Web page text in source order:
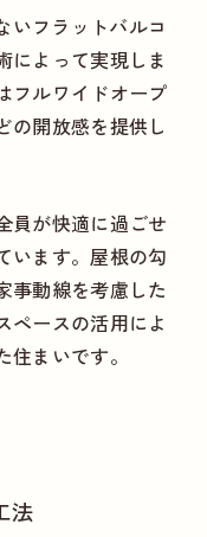
いフラットバルコ
によって実現しま
フルワイドオープ
の開放感を提供し
員が快適に過ごせ
います。屋根の勾
事動線を考慮した
ペースの活用によ
まいです。
法